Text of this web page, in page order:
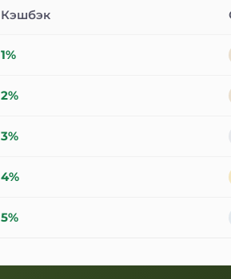
Кэшбэк
1%
2%
3%
4%
5%